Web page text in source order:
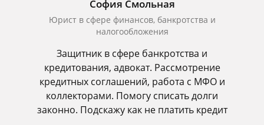
София Смольная
Юрист в сфере финансов, банкротства и
налогообложения
Защитник в сфере банкротства и
кредитования, адвокат. Рассмотрение
кредитных соглашений, работа с МФО и
коллекторами. Помогу списать долги
законно. Подскажу как не платить кредит